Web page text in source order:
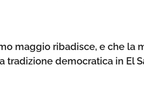
maggio ribadisce, e che la
tradizione democratica in El